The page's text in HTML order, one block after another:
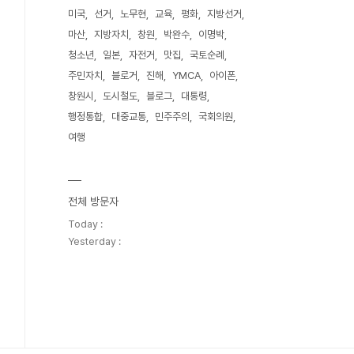
미국 선거 노무현 교육 평화
지방선거
마산
지방자치 창원 박완수
이명박
청소년
일본 자전거 맛집
국토순례
주민자치
블로거 진해 YMCA
아이폰
창원시
도시철도 블로그
대통령
행정통합
대중교통 민주주의
국회의원
여행
전체 방문자
Today :
Yesterday :